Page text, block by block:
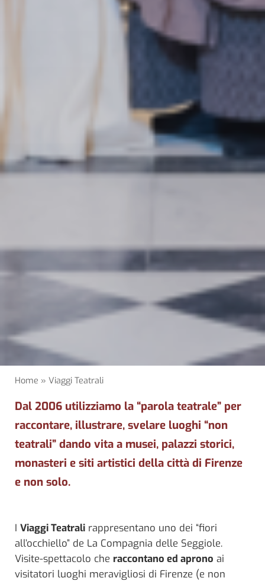
Home » Viaggi Teatrali
Dal 2006 utilizziamo la “parola teatrale” per
raccontare, illustrare, svelare luoghi “non
teatrali” dando vita a musei, palazzi storici,
monasteri e siti artistici della città di Firenze
e non solo.
I Viaggi Teatralirappresentano uno dei “fiori
all’occhiello” de La Compagnia delle Seggiole.
Visite-spettacolo che raccontano ed aprono ai
visitatori luoghi meravigliosi di Firenze (e non